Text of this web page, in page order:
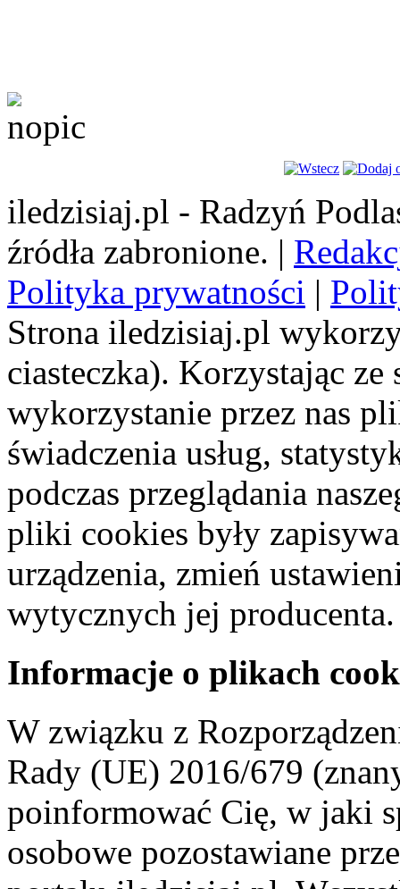
iledzisiaj.pl - Radzyń
źródła zabronione. |
Polityka prywatności |
Strona iledzisiaj.pl
ciasteczka). Korzystając
wykorzystanie przez nas
świadczenia usług,
podczas przeglądania
pliki cookies były
urządzenia, zmień
wytycznych jej producenta.
Informacje o plikach
W związku z
Rady (UE) 2016/679
poinformować Cię, w jaki
osobowe pozostawiane